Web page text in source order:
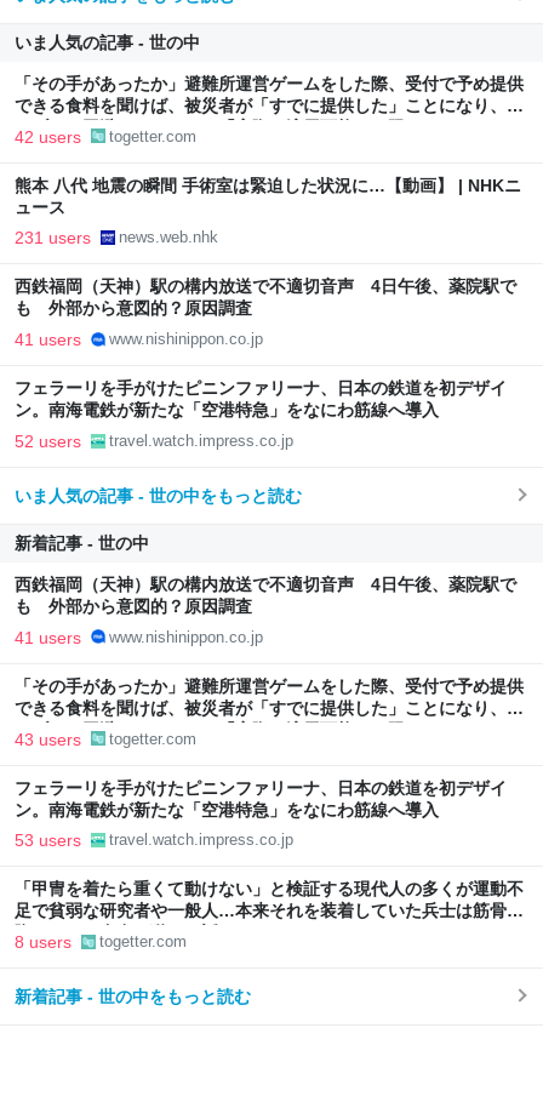
いま人気の記事 - 世の中
「その手があったか」避難所運営ゲームをした際、受付で予め提供
できる食料を聞けば、被災者が「すでに提供した」ことになり、ト
ラブルを回避できた、ただ「実際に適用可能とは限らない」かも
42 users togetter.com
熊本 八代 地震の瞬間 手術室は緊迫した状況に…【動画】 | NHKニ
ュース
231 users news.web.nhk
西鉄福岡（天神）駅の構内放送で不適切音声 4日午後、薬院駅で
も 外部から意図的？原因調査
41 users www.nishinippon.co.jp
フェラーリを手がけたピニンファリーナ、日本の鉄道を初デザイ
ン。南海電鉄が新たな「空港特急」をなにわ筋線へ導入
52 users travel.watch.impress.co.jp
いま人気の記事 - 世の中をもっと読む
新着記事 - 世の中
西鉄福岡（天神）駅の構内放送で不適切音声 4日午後、薬院駅で
も 外部から意図的？原因調査
41 users www.nishinippon.co.jp
「その手があったか」避難所運営ゲームをした際、受付で予め提供
できる食料を聞けば、被災者が「すでに提供した」ことになり、ト
ラブルを回避できた、ただ「実際に適用可能とは限らない」かも
43 users togetter.com
フェラーリを手がけたピニンファリーナ、日本の鉄道を初デザイ
ン。南海電鉄が新たな「空港特急」をなにわ筋線へ導入
53 users travel.watch.impress.co.jp
「甲冑を着たら重くて動けない」と検証する現代人の多くが運動不
足で貧弱な研究者や一般人…本来それを装着していた兵士は筋骨
隆々なので自在に動けた話
8 users togetter.com
新着記事 - 世の中をもっと読む